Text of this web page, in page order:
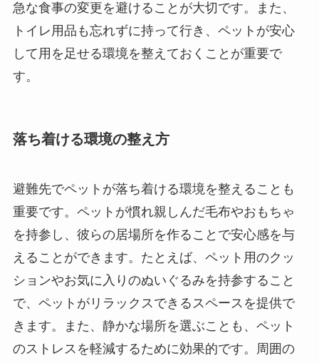
急な食事の変更を避けることが大切です。また、
トイレ用品も忘れずに持って行き、ペットが安心
して用を足せる環境を整えておくことが重要で
す。
落ち着ける環境の整え方
避難先でペットが落ち着ける環境を整えることも
重要です。ペットが慣れ親しんだ毛布やおもちゃ
を持参し、彼らの居場所を作ることで安心感を与
えることができます。たとえば、ペット用のクッ
ションやお気に入りのぬいぐるみを持参すること
で、ペットがリラックスできるスペースを提供で
きます。また、静かな場所を選ぶことも、ペット
のストレスを軽減するために効果的です。周囲の